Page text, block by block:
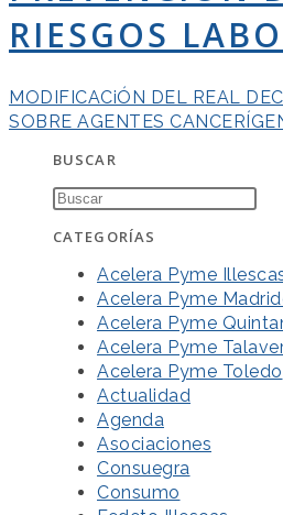
RIESGOS
MODIFICACiÓN DEL REAL
SOBRE AGENTES
BUSCAR
CATEGORÍAS
Acelera Pyme
Acelera Pyme
Acelera Pyme
Acelera Pyme
Acelera Pyme Toledo
Actualidad
Agenda
Asociaciones
Consuegra
Consumo